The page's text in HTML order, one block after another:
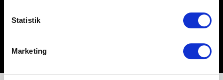
Statistik
Marketing